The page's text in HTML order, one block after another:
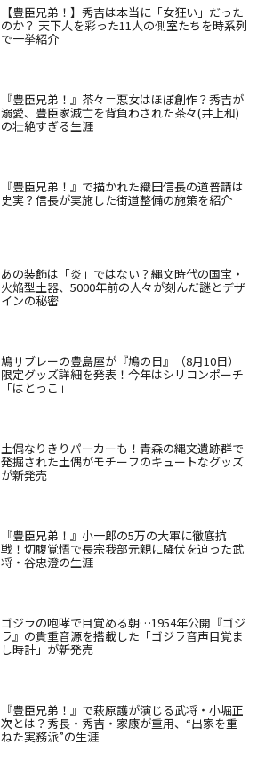
【豊臣兄弟！】秀吉は本当に「女狂い」だった
のか？ 天下人を彩った11人の側室たちを時系列
で一挙紹介
『豊臣兄弟！』茶々＝悪女はほぼ創作？秀吉が
溺愛、豊臣家滅亡を背負わされた茶々(井上和)
の壮絶すぎる生涯
『豊臣兄弟！』で描かれた織田信長の道普請は
史実？信長が実施した街道整備の施策を紹介
あの装飾は「炎」ではない？縄文時代の国宝・
火焔型土器、5000年前の人々が刻んだ謎とデザ
インの秘密
鳩サブレーの豊島屋が『鳩の日』（8月10日）
限定グッズ詳細を発表！今年はシリコンポーチ
「はとっこ」
土偶なりきりパーカーも！青森の縄文遺跡群で
発掘された土偶がモチーフのキュートなグッズ
が新発売
『豊臣兄弟！』小一郎の5万の大軍に徹底抗
戦！切腹覚悟で長宗我部元親に降伏を迫った武
将・谷忠澄の生涯
ゴジラの咆哮で目覚める朝…1954年公開『ゴジ
ラ』の貴重音源を搭載した「ゴジラ音声目覚ま
し時計」が新発売
『豊臣兄弟！』で萩原護が演じる武将・小堀正
次とは？秀長・秀吉・家康が重用、“出家を重
ねた実務派”の生涯